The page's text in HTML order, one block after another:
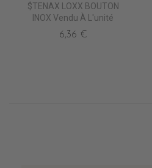
$TENAX LOXX BOUTON
INOX Vendu À L'unité
6,36 €